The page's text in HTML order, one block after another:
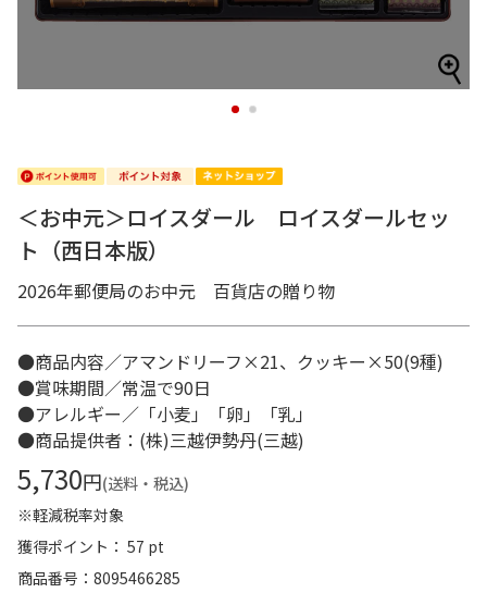
1 2
＜お中元＞ロイスダール ロイスダールセッ
ト（西日本版）
2026年郵便局のお中元 百貨店の贈り物
●商品内容／アマンドリーフ×21、クッキー×50(9種)
●賞味期間／常温で90日
●アレルギー／「小麦」「卵」「乳」
●商品提供者：(株)三越伊勢丹(三越)
5,730円(送料・税込)
※軽減税率対象
獲得ポイント： 57 pt
商品番号
8095466285